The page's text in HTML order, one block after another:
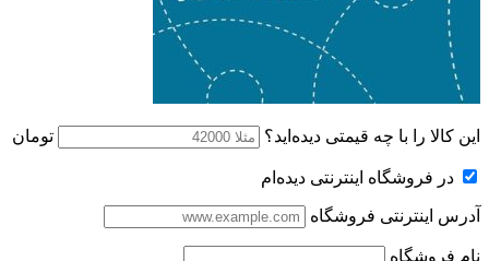
این کالا را با چه قیمتی دیده‌اید؟ تومان
در فروشگاه اینترنتی دیده‌ام
آدرس اینترنتی فروشگاه
نام فروشگاه